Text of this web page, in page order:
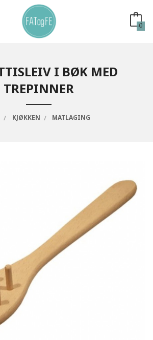
0
I BØK MED
TREPINNER
KJØKKEN MATLAGING